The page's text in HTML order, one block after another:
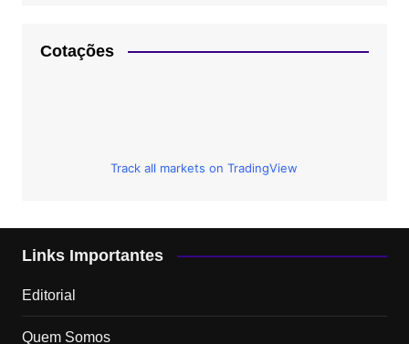
Cotações
Track all markets on TradingView
Links Importantes
Editorial
Quem Somos